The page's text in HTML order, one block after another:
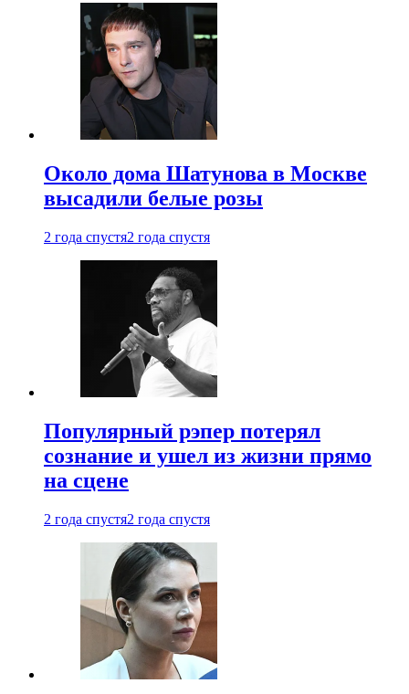
Около дома Шатунова в Москве
высадили белые розы
2 года спустя2 года спустя
Популярный рэпер потерял
сознание и ушел из жизни прямо
на сцене
2 года спустя2 года спустя